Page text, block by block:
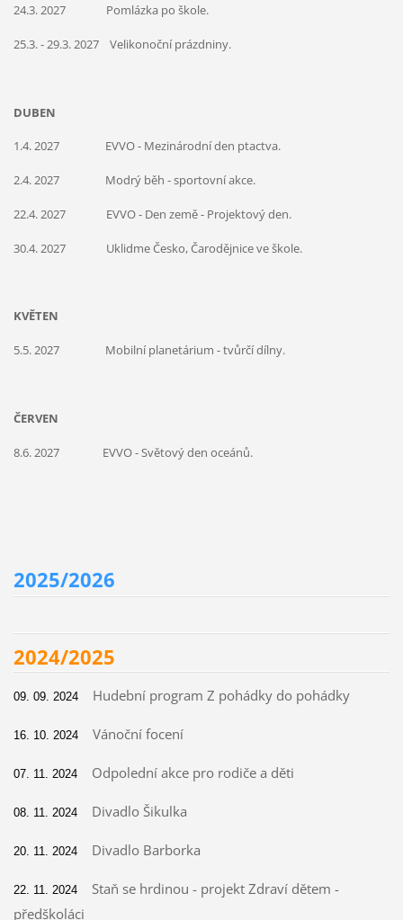
24.3. 2027 Pomlázka po škole.
25.3. - 29.3. 2027 Velikonoční prázdniny.
DUBEN
1.4. 2027 EVVO - Mezinárodní den ptactva.
2.4. 2027 Modrý běh - sportovní akce.
22.4. 2027 EVVO - Den země - Projektový den.
30.4. 2027 Uklidme Česko, Čarodějnice ve škole.
KVĚTEN
5.5. 2027 Mobilní planetárium - tvůrčí dílny.
ČERVEN
8.6. 2027 EVVO - Světový den oceánů.
2025/2026
2024/2025
09. 09. 2024 Hudební program Z pohádky do pohádky
16. 10. 2024 Vánoční focení
07. 11. 2024 Odpolední akce pro rodiče a děti
08. 11. 2024 Divadlo Šikulka
20. 11. 2024 Divadlo Barborka
22. 11. 2024
Staň se hrdinou - projekt Zdraví dětem -
předškoláci